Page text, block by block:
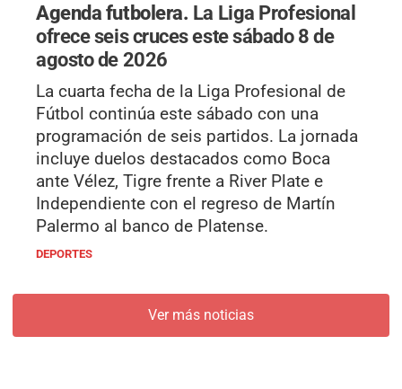
Agenda futbolera. La Liga Profesional
ofrece seis cruces este sábado 8 de
agosto de 2026
La cuarta fecha de la Liga Profesional de
Fútbol continúa este sábado con una
programación de seis partidos. La jornada
incluye duelos destacados como Boca
ante Vélez, Tigre frente a River Plate e
Independiente con el regreso de Martín
Palermo al banco de Platense.
DEPORTES
Ver más noticias